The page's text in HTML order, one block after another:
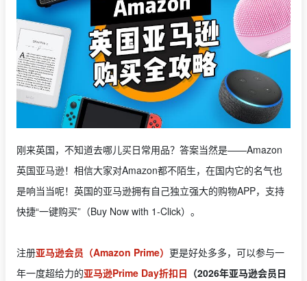
刚来英国，不知道去哪儿买日常用品？答案当然是——Amazon
英国亚马逊！相信大家对Amazon都不陌生，在国内它的名气也
是响当当呢！英国的亚马逊拥有自己独立强大的购物APP，支持
快捷“一键购买”（Buy Now with 1-Click）。
注册亚马逊会员（Amazon Prime） 更是好处多多，可以参与一
年一度超给力的亚马逊Prime Day折扣日 （2026年亚马逊会员日